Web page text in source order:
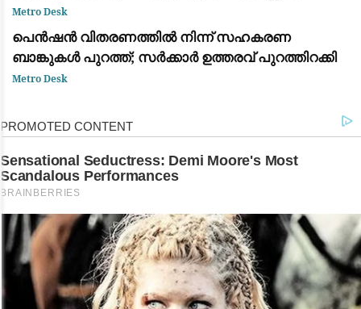
Metro Desk
പെൻഷൻ വിതരണത്തിൽ നിന്ന് സഹകരണ
ബാങ്കുകൾ പുറത്ത്; സർക്കാർ ഉത്തരവ് പുറത്തിറക്കി
Metro Desk